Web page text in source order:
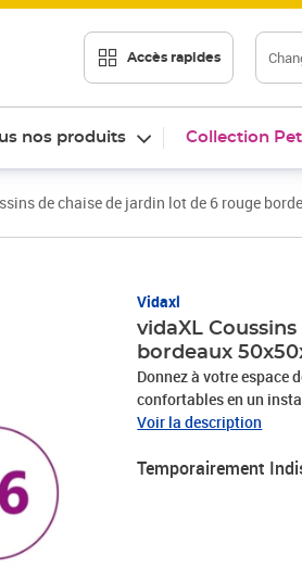
Accès rapides
nos produits Collection
de chaise de jardin lot de 6 rouge
Vidaxl
vidaXL
bordeaux
Donnez à votre espace
confortables en un
l'eau, ainsi qu'aux
doux : le coussin
utilisation en extérieur
Voir la description
Temporairement